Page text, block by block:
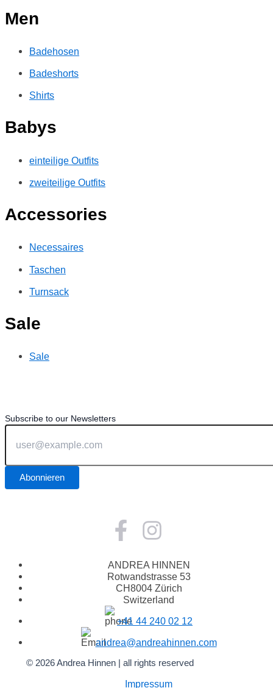
Men
Badehosen
Badeshorts
Shirts
Babys
einteilige Outfits
zweiteilige Outfits
Accessories
Necessaires
Taschen
Turnsack
Sale
Sale
Subscribe to our Newsletters
ANDREA HINNEN
Rotwandstrasse 53
CH8004 Zürich
Switzerland
+41 44 240 02 12
andrea@andreahinnen.com
© 2026 Andrea Hinnen | all rights reserved
Impressum